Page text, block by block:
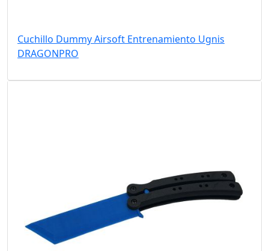
Cuchillo Dummy Airsoft Entrenamiento Ugnis
DRAGONPRO